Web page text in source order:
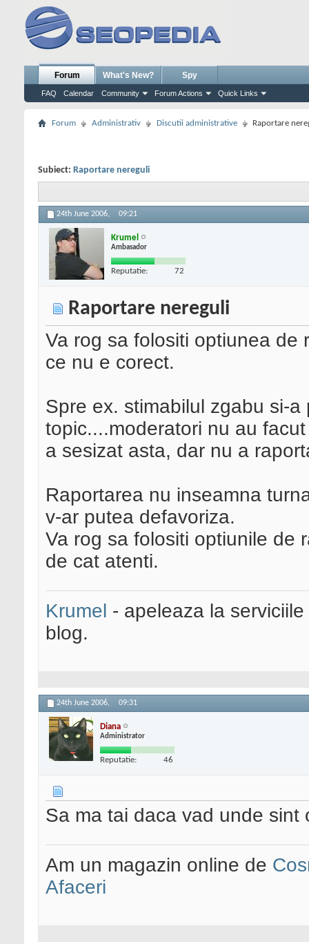
Forum
FAQ Calendar Community Forum Actions Quick Links
What's New? Spy
Forum Administrativ Discutii administrative Raportare
Subiect: Raportare nereguli
24th June 2006, 09:21
Krumel
Ambasador
Reputatie: 72
Raportare nereguli
Va rog sa folositi optiunea de
ce nu e corect.
Spre ex. stimabilul zgabu si-
topic....moderatori nu au
a sesizat asta, dar nu a
Raportarea nu inseamna
v-ar putea defavoriza.
Va rog sa folositi optiunile de
de cat atenti.
Krumel - apeleaza la
blog.
24th June 2006, 09:31
Diana
Administrator
Reputatie: 46
Sa ma tai daca vad unde
Am un magazin online de
Afaceri